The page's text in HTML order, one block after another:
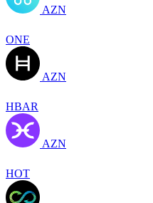
AZN
ONE
AZN
HBAR
AZN
HOT